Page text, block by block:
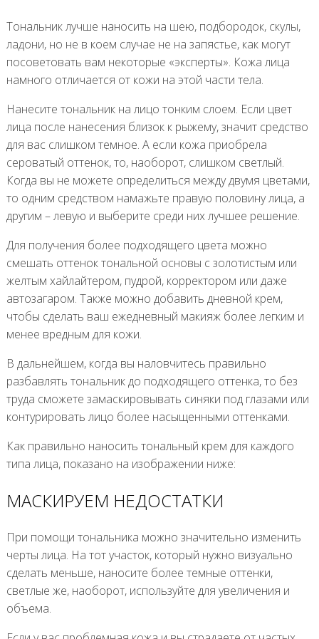
Тональник лучше наносить на шею, подбородок, скулы,
ладони, но не в коем случае не на запястье, как могут
посоветовать вам некоторые «эксперты». Кожа лица
намного отличается от кожи на этой части тела.
Нанесите тональник на лицо тонким слоем. Если цвет
лица после нанесения близок к рыжему, значит средство
для вас слишком темное. А если кожа приобрела
сероватый оттенок, то, наоборот, слишком светлый.
Когда вы не можете определиться между двумя цветами,
то одним средством намажьте правую половину лица, а
другим – левую и выберите среди них лучшее решение.
Для получения более подходящего цвета можно
смешать оттенок тональной основы с золотистым или
желтым хайлайтером, пудрой, корректором или даже
автозагаром. Также можно добавить дневной крем,
чтобы сделать ваш ежедневный макияж более легким и
менее вредным для кожи.
В дальнейшем, когда вы наловчитесь правильно
разбавлять тональник до подходящего оттенка, то без
труда сможете замаскировывать синяки под глазами или
контурировать лицо более насыщенными оттенками.
Как правильно наносить тональный крем для каждого
типа лица, показано на изображении ниже:
МАСКИРУЕМ НЕДОСТАТКИ
При помощи тональника можно значительно изменить
черты лица. На тот участок, который нужно визуально
сделать меньше, наносите более темные оттенки,
светлые же, наоборот, используйте для увеличения и
объема.